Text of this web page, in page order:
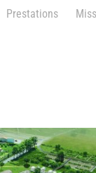
Prestations